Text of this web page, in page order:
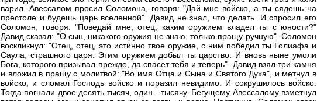
варил. Авессалом просил Соломона, говоря: "Дай мне войско, а ты сядешь на
престоле и будешь царь вселенной". Давид не знал, что делать. И спросил его
Соломон, говоря: "Поведай мне, отец, каким оружием владел ты с юности?"
Давид сказал: "О сын, никакого оружия не знаю, только пращу ручную". Соломон
воскликнул: "Отец, отец, это истинно твое оружие, с ним победил ты Голиафа и
Саула, страшного царя. Этим оружием добыл ты царство. И вновь ныне умоли
Бога, которого призывал прежде, да спасет тебя и теперь". Давид взял три камня
и вложил в пращу с молитвой: "Во имя Отца и Сына и Святого Духа", и метнул в
войско, и сломал Господь войско и поразил невидимо. И сокрушилось войско.
Тогда погнали двое десять тысяч, один - тысячу. Бегущему Авессалому взметнул